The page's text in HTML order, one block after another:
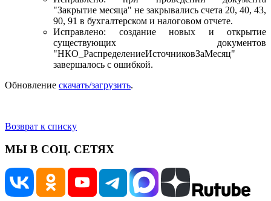
"Закрытие месяца" не закрывались счета 20, 40, 43,
90, 91 в бухгалтерском и налоговом отчете.
Исправлено: создание новых и открытие
существующих документов
"НКО_РаспределениеИсточниковЗаМесяц"
завершалось с ошибкой.
Обновление скачать/загрузить.
Возврат к списку
МЫ В СОЦ. СЕТЯХ